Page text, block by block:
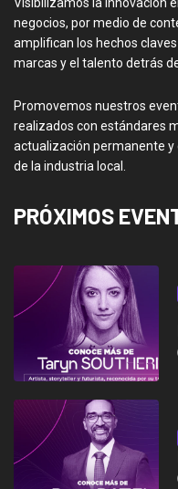
negocios, por medio de
amplifican los hechos
marcas y el talento detrás
Promovemos nuestros
realizados con estándares
actualización permanente
de la industria local.
PRÓXIMOS